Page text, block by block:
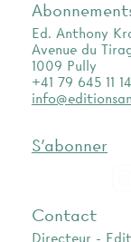
Ed. Anthony
Avenue du
1009 Pully
+41 79 645 11 14
S'abonner
Contact
Directeur -